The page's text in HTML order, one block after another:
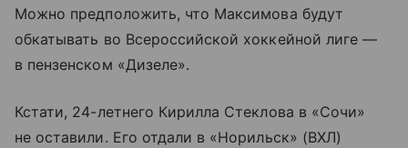
Можно предположить, что Максимова будут
обкатывать во Всероссийской хоккейной лиге —
в пензенском «Дизеле».
Кстати, 24-летнего Кирилла Стеклова в «Сочи»
не оставили. Его отдали в «Норильск» (ВХЛ)